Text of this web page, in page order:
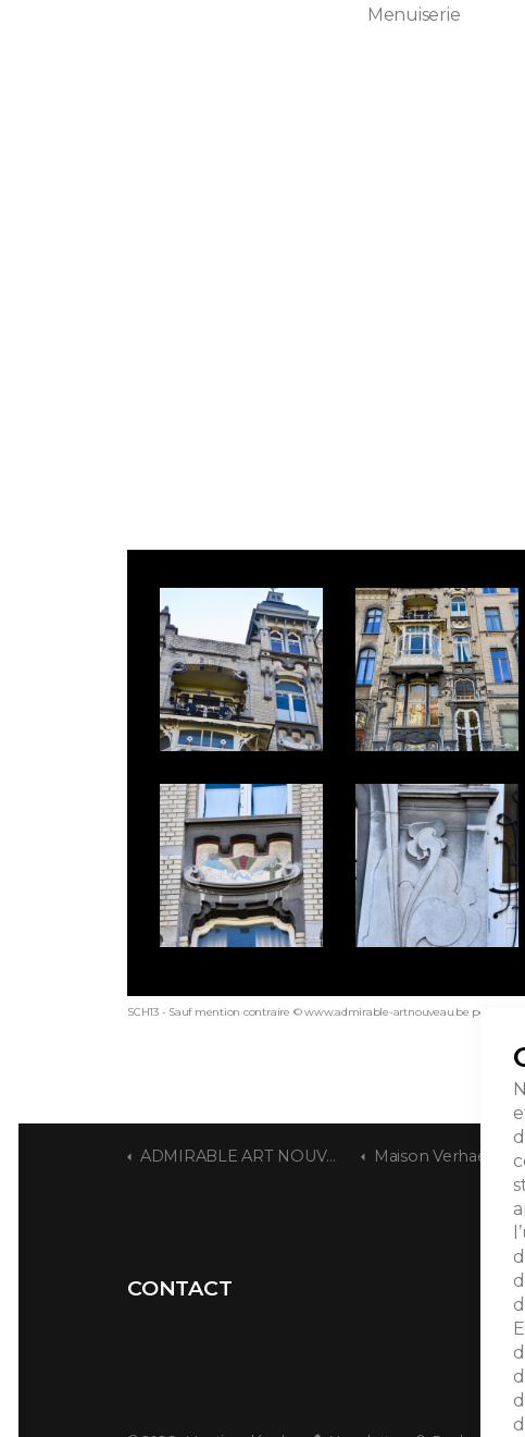
Menuiserie
SCH13 - Sauf mention contraire © www.admirable-artnouveau.be pour
ADMIRABLE ART NOUVEAU Maison Verhaeghe
CONTACT